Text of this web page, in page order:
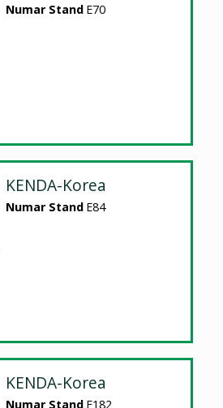
Numar Stand E70
KENDA-Korea
Numar Stand E84
KENDA-Korea
Numar Stand E182